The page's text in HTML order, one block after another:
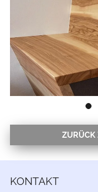
ZURÜCK
KONTAKT